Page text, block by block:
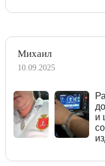
Михаил
10.09.2025
и